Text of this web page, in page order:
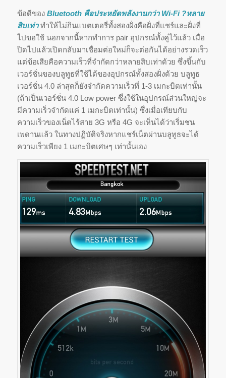
ข้อดีของ Bluetooth คือประหยัดพลังงานกว่า Wi-Fi ?หลาย
สิบเท่าทำให้ไม่กินแบตเตอรี่ทั้งสองฝั่งคือฝั่งที่แชร์และฝั่งที่
ไปขอใช้ นอกจากนี้หากทำการ pair อุปกรณ์ทั้งคู่ไว้แล้ว เมื่อ
ปิดไปแล้วเปิดกลับมาเชื่อมต่อใหม่ก็จะต่อกันได้อย่างรวดเร็ว
แต่ข้อเสียคือความเร็วที่จำกัดกว่าหลายสิบเท่าด้วย ซึ่งขึ้นกับ
เวอร์ชั่นของบลูทูธที่ใช้ได้ของอุปกรณ์ทั้งสองฝั่งด้วย บลูทูธ
เวอร์ชั่น 4.0 ล่าสุดก็ยังจำกัดความเร็วที่ 1-3 เมกะบิตเท่านั้น
(ถ้าเป็นเวอร์ชั่น 4.0 Low power ซึ่งใช้ในอุปกรณ์ส่วนใหญ่จะ
มีความเร็วจำกัดแค่ 1 เมกะบิตเท่านั้น) ซึ่งเมื่อเทียบกับ
ความเร็วของเน็ตไร้สาย 3G หรือ 4G จะเห็นได้ว่าเริ่มชน
เพดานแล้ว ในทางปฏิบัติจริงหากแชร์เน็ตผ่านบลูทูธจะได้
ความเร็วเพียง 1 เมกะบิตเศษๆ เท่านั้นเอง